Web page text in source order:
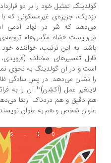
تمثیل خود را بر دو قرارداد بنا
جزیره‌ی غیرمسکونی که با
که شر در نهاد آدمی است.
«شاه مگس‌ها» ترجمه‌ی تحت
به این ترتیب، خواننده خود را در
تفسیرهای مختلف (فرویدی،
و در آن گولدینگ به نحوی نمادین
نشان می‌دهد. در پسِ سادگی ظاهری
عمل (اَکشِن)10آن را به فراتر از
دقیق و هم دردناک ارتقا می‌دهد؛
شخص و هم به عنوان نویسنده.